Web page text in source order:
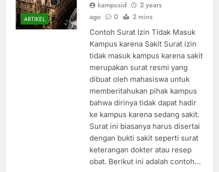
ARTIKEL
kampusid
2 years
ago
0 2 mins
Contoh Surat Izin Tidak Masuk
Kampus karena Sakit Surat izin
tidak masuk kampus karena sakit
merupakan surat resmi yang
dibuat oleh mahasiswa untuk
memberitahukan pihak kampus
bahwa dirinya tidak dapat hadir
ke kampus karena sedang sakit.
Surat ini biasanya harus disertai
dengan bukti sakit seperti surat
keterangan dokter atau resep
obat. Berikut ini adalah contoh…